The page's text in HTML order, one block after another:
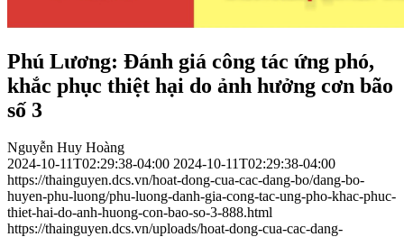
Phú Lương: Đánh giá công tác ứng phó,
khắc phục thiệt hại do ảnh hưởng cơn bão
số 3
Nguyễn Huy Hoàng
2024-10-11T02:29:38-04:00 2024-10-11T02:29:38-04:00
https://thainguyen.dcs.vn/hoat-dong-cua-cac-dang-bo/dang-bo-
huyen-phu-luong/phu-luong-danh-gia-cong-tac-ung-pho-khac-phuc-
thiet-hai-do-anh-huong-con-bao-so-3-888.html
https://thainguyen.dcs.vn/uploads/hoat-dong-cua-cac-dang-